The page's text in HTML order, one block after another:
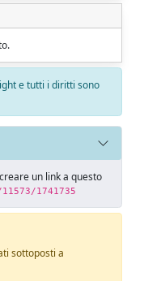
e tutti i diritti sono
un link a questo
1741735
sottoposti a